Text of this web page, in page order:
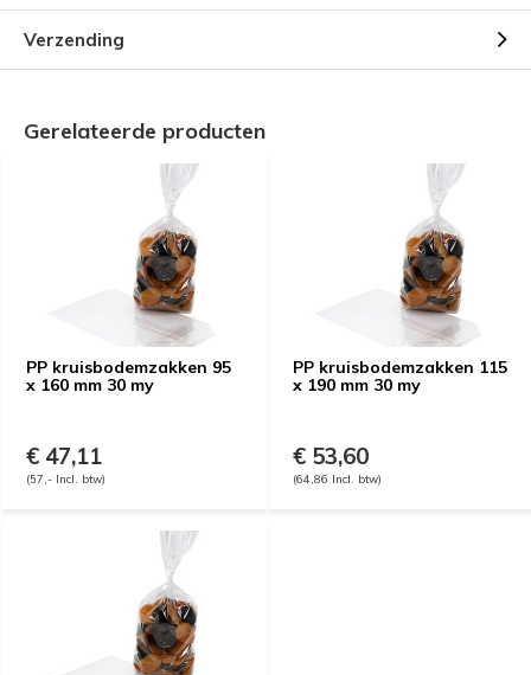
Verzending
Gerelateerde producten
PP kruisbodemzakken 95
x 160 mm 30 my
€ 47,11
(57,- Incl. btw)
PP kruisbodemzakken 115
x 190 mm 30 my
€ 53,60
(64,86 Incl. btw)